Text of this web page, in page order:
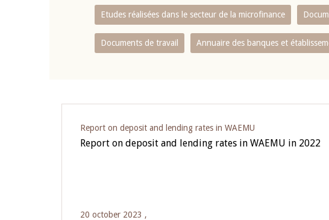
Etudes réalisées dans le secteur de la microfinance
Documents de travail Annuaire des banques et
Report on deposit and lending rates in WAEMU
Report on deposit and lending rates in WAEMU in 2022
20 october 2023 ,